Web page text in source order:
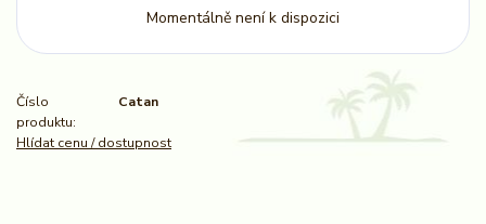
Momentálně není k dispozici
Číslo
produktu:
Catan
Hlídat cenu / dostupnost